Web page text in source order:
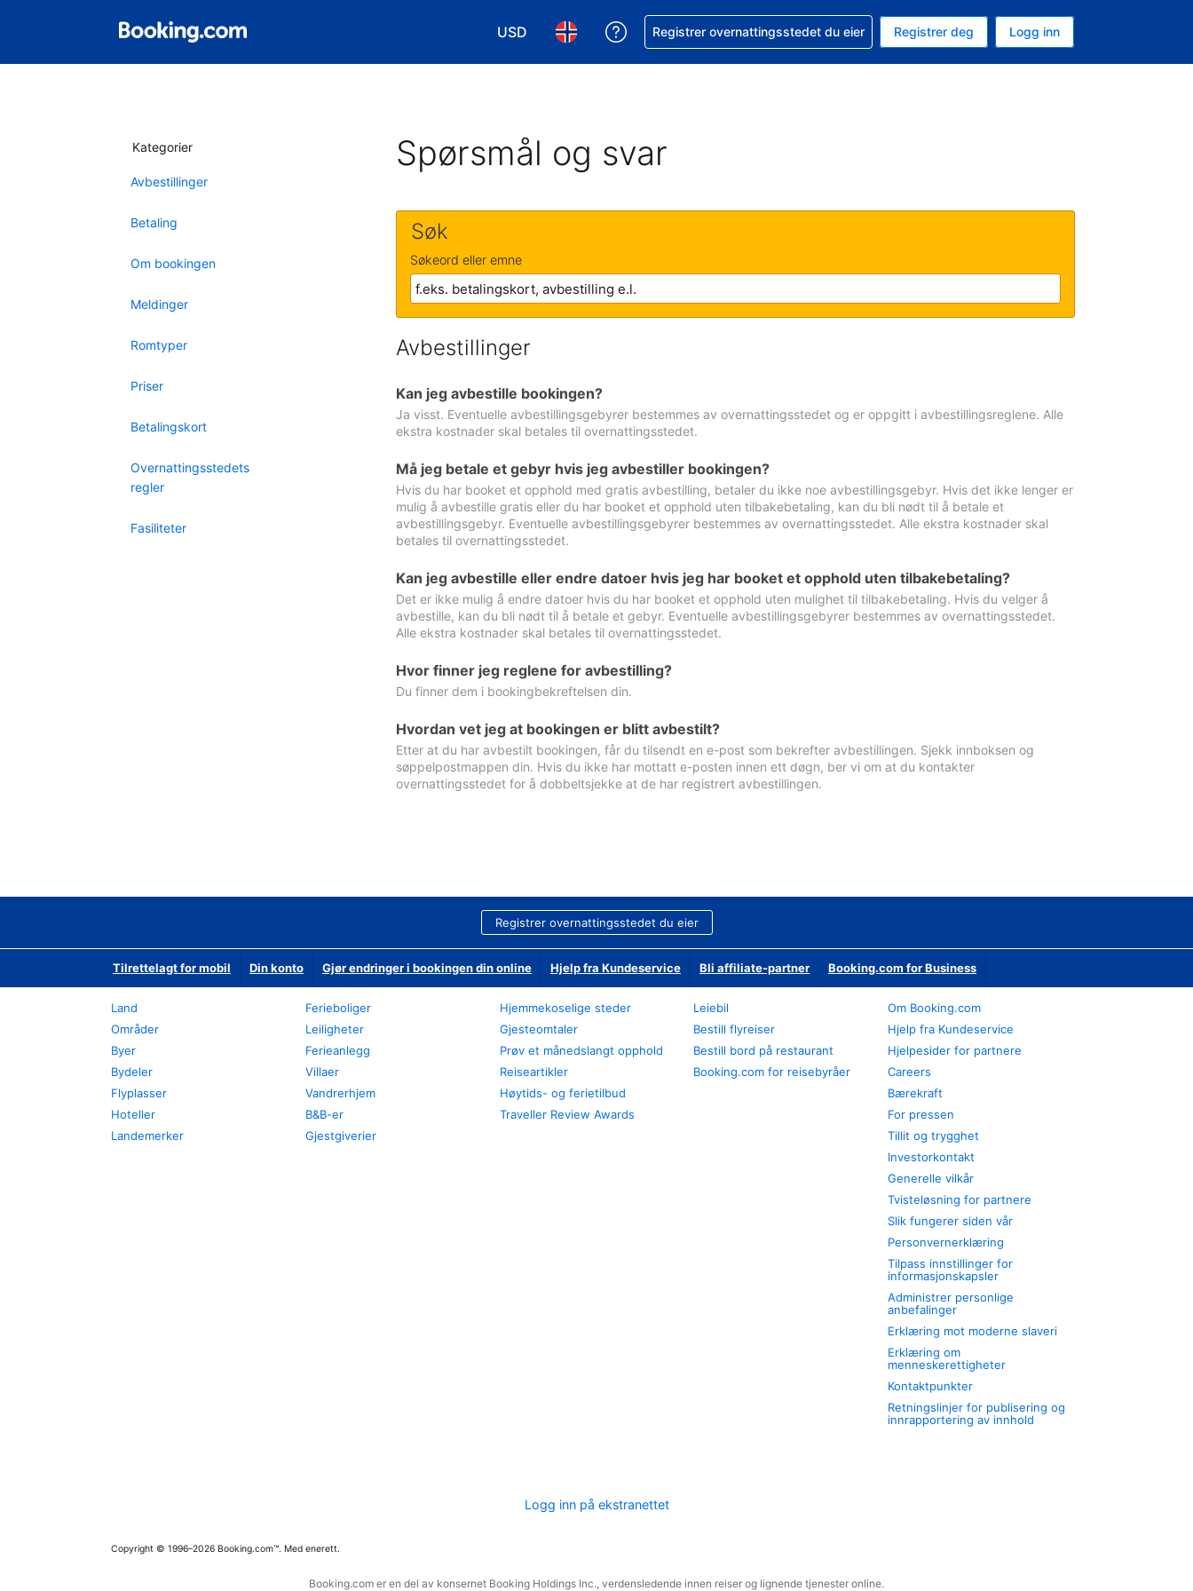
USD
Velg valuta. Du har valgt Amerikansk dollar som valuta
Velg språk. Du har valgt Norsk som språk
Få hjelp med bookingen din
Registrer overnattingsstedet du eier Registrer deg Logg inn
Kategorier
Avbestillinger
Betaling
Om bookingen
Meldinger
Romtyper
Priser
Betalingskort
Overnattingsstedets
regler
Fasiliteter
Spørsmål og svar
Søk
Søkeord eller emne
Avbestillinger
Kan jeg avbestille bookingen?
Ja visst. Eventuelle avbestillingsgebyrer bestemmes av overnattingsstedet og er oppgitt i avbestillingsreglene. Alle
ekstra kostnader skal betales til overnattingsstedet.
Må jeg betale et gebyr hvis jeg avbestiller bookingen?
Hvis du har booket et opphold med gratis avbestilling, betaler du ikke noe avbestillingsgebyr. Hvis det ikke lenger er
mulig å avbestille gratis eller du har booket et opphold uten tilbakebetaling, kan du bli nødt til å betale et
avbestillingsgebyr. Eventuelle avbestillingsgebyrer bestemmes av overnattingsstedet. Alle ekstra kostnader skal
betales til overnattingsstedet.
Kan jeg avbestille eller endre datoer hvis jeg har booket et opphold uten tilbakebetaling?
Det er ikke mulig å endre datoer hvis du har booket et opphold uten mulighet til tilbakebetaling. Hvis du velger å
avbestille, kan du bli nødt til å betale et gebyr. Eventuelle avbestillingsgebyrer bestemmes av overnattingsstedet.
Alle ekstra kostnader skal betales til overnattingsstedet.
Hvor finner jeg reglene for avbestilling?
Du finner dem i bookingbekreftelsen din.
Hvordan vet jeg at bookingen er blitt avbestilt?
Etter at du har avbestilt bookingen, får du tilsendt en e-post som bekrefter avbestillingen. Sjekk innboksen og
søppelpostmappen din. Hvis du ikke har mottatt e-posten innen ett døgn, ber vi om at du kontakter
overnattingsstedet for å dobbeltsjekke at de har registrert avbestillingen.
Registrer overnattingsstedet du eier
Tilrettelagt for mobil Din konto Gjør endringer i bookingen din online Hjelp fra Kundeservice Bli affiliate-partner Booking.com for Business
Land
Områder
Byer
Bydeler
Flyplasser
Hoteller
Landemerker
Ferieboliger
Leiligheter
Ferieanlegg
Villaer
Vandrerhjem
B&B-er
Gjestgiverier
Hjemmekoselige steder
Gjesteomtaler
Prøv et månedslangt opphold
Reiseartikler
Høytids- og ferietilbud
Traveller Review Awards
Leiebil
Bestill flyreiser
Bestill bord på restaurant
Booking.com for reisebyråer
Om Booking.com
Hjelp fra Kundeservice
Hjelpesider for partnere
Careers
Bærekraft
For pressen
Tillit og trygghet
Investorkontakt
Generelle vilkår
Tvisteløsning for partnere
Slik fungerer siden vår
Personvernerklæring
Tilpass innstillinger for
informasjonskapsler
Administrer personlige
anbefalinger
Erklæring mot moderne slaveri
Erklæring om
menneskerettigheter
Kontaktpunkter
Retningslinjer for publisering og
innrapportering av innhold
Logg inn på ekstranettet
Copyright © 1996–2026 Booking.com™. Med enerett.
Booking.com er en del av konsernet Booking Holdings Inc., verdensledende innen reiser og lignende tjenester online.